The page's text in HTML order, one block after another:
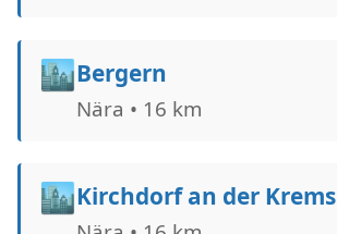
🏙️Bergern
Nära • 16 km
🏙️Kirchdorf an der Krems